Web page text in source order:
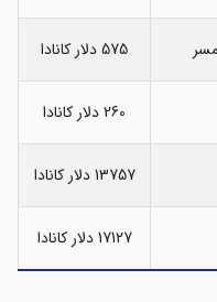
575 دلار کانادا
260 دلار کانادا
13757 دلار کانادا
17127 دلار کانادا